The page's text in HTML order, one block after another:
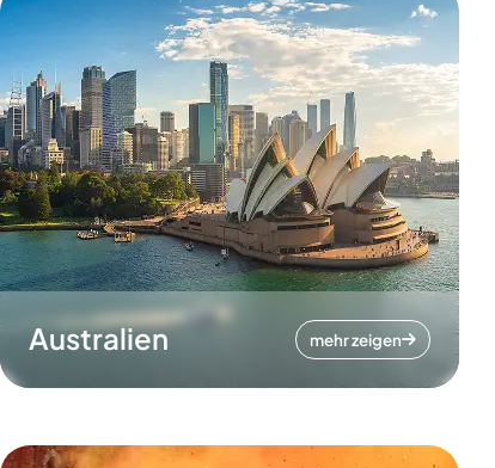
Australien mehr zeigen